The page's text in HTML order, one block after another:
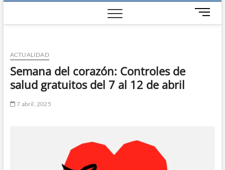
B
o
ACTUALIDAD
Semana del corazón: Controles de
salud gratuitos del 7 al 12 de abril
7 abril, 2025